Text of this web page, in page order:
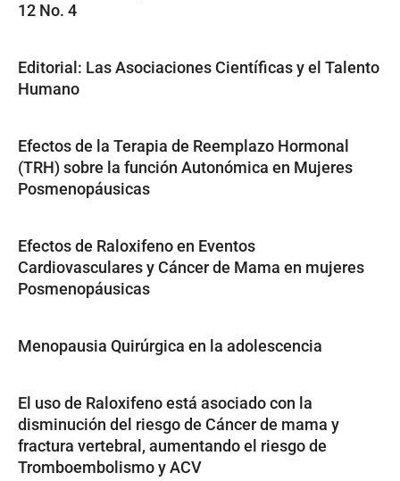
12 No. 4
Editorial: Las Asociaciones Científicas y el Talento
Humano
Efectos de la Terapia de Reemplazo Hormonal
(TRH) sobre la función Autonómica en Mujeres
Posmenopáusicas
Efectos de Raloxifeno en Eventos
Cardiovasculares y Cáncer de Mama en mujeres
Posmenopáusicas
Menopausia Quirúrgica en la adolescencia
El uso de Raloxifeno está asociado con la
disminución del riesgo de Cáncer de mama y
fractura vertebral, aumentando el riesgo de
Tromboembolismo y ACV